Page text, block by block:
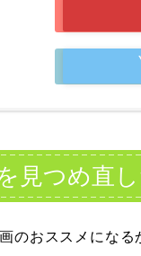
見つめ直
のおススメになる